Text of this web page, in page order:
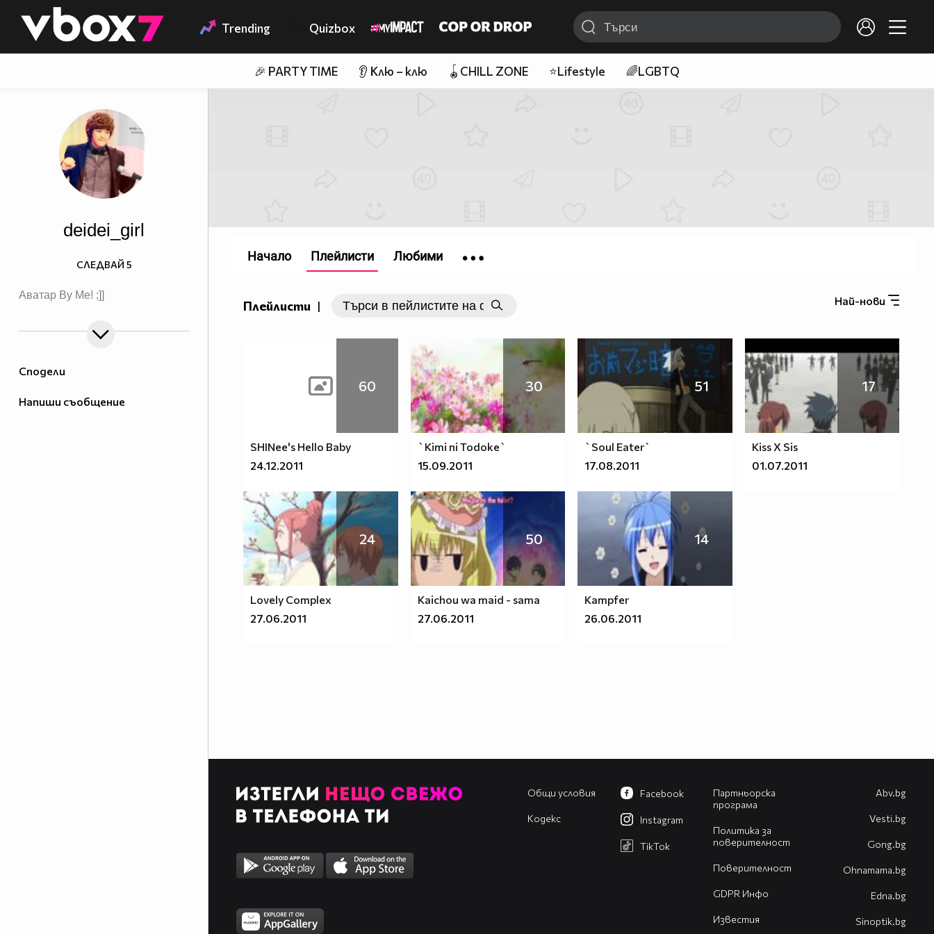
👾 Trending Quizbox
🎉 PARTY TIME 👂 Клю – клю 🪀CHILL ZONE ⭐Lifestyle 🌈LGBTQ
Сподели
Напиши съобщение
deidei_girl
Аватар By Me! ;]]
СЛЕДВАЙ 5
Плейлисти | Най-нови
60
SHINee's Hello Baby
24.12.2011
30
`Kimi ni Todoke`
15.09.2011
51
`Soul Eater`
17.08.2011
17
Kiss X Sis
01.07.2011
24
Lovely Complex
27.06.2011
50
Kaichou wa maid - sama
27.06.2011
14
Kampfer
26.06.2011
Начало Плейлисти Любими
Общи условия
Кодекс
Партньорска
програма
Политика за
поверителност
Поверителност
GDPR Инфо
Известия
Facebook
Instagram
TikTok
Abv.bg
Vesti.bg
Gong.bg
Оhnamama.bg
Edna.bg
Sinoptik.bg